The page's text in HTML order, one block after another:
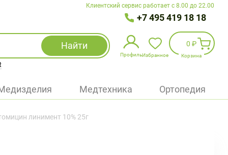
Клиентский сервис работает с 8.00 до 22.00
+7 495 419 18 18
Найти
Профиль
Избранное
Войти
Избранное
0 ₽
Корзина
Медтехника Ортопедия
линимент 10% 25г